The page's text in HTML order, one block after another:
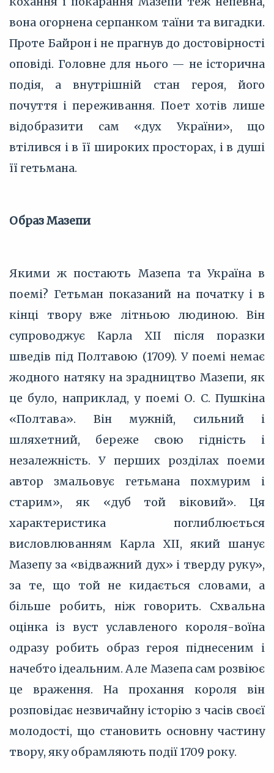
вона огорнена серпанком таїни та вигадки.
Проте Байрон і не прагнув до достовірності
оповіді. Головне для нього — не історична
подія, а внутрішній стан героя, його
почуття і переживання. Поет хотів лише
відобразити сам «дух України», що
втілився і в її широких просторах, і в душі
її гетьмана.
Образ Мазепи
Якими ж постають Мазепа та Україна в
поемі? Гетьман показаний на початку і в
кінці твору вже літньою людиною. Він
супроводжує Карла XII після поразки
шведів під Полтавою (1709). У поемі немає
жодного натяку на зрадництво Мазепи, як
це було, наприклад, у поемі О. С. Пушкіна
«Полтава». Він мужній, сильний і
шляхетний, береже свою гідність і
незалежність. У перших розділах поеми
автор змальовує гетьмана похмурим і
старим», як «дуб той віковий». Ця
характеристика поглиблюється
висловлюванням Карла XII, який шанує
Мазепу за «відважний дух» і тверду руку»,
за те, що той не кидається словами, а
більше робить, ніж говорить. Схвальна
оцінка із вуст уславленого короля-воїна
одразу робить образ героя піднесеним і
начебто ідеальним. Але Мазепа сам розвіює
це враження. На прохання короля він
розповідає незвичайну історію з часів своєї
молодості, що становить основну частину
твору, яку обрамляють події 1709 року.